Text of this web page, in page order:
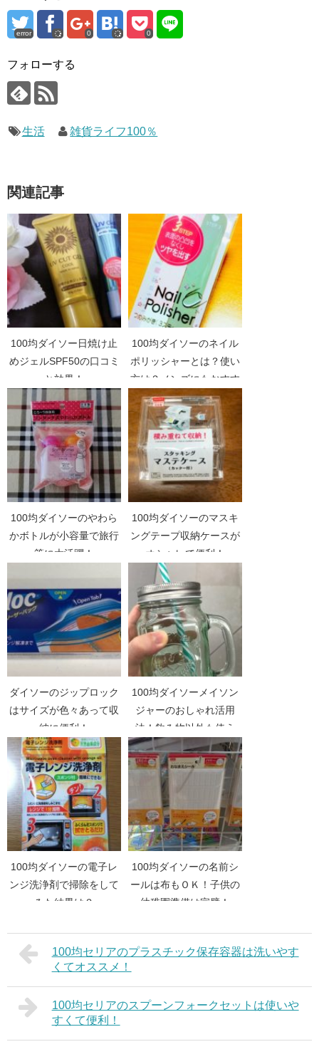
error 0 0
フォローする
生活 雑貨ライフ100％
関連記事
100均ダイソー日焼け止
めジェルSPF50の口コミ
と効果！
100均ダイソーのネイル
ポリッシャーとは？使い
方は？メンズにもおすす
め？
100均ダイソーのやわら
かボトルが小容量で旅行
等に大活躍！
100均ダイソーのマスキ
ングテープ収納ケースが
オシャレで便利！
ダイソーのジップロック
はサイズが色々あって収
納に便利！
100均ダイソーメイソン
ジャーのおしゃれ活用
法！飲み物以外も使え
る！
100均ダイソーの電子レ
ンジ洗浄剤で掃除をして
みた結果は？
100均ダイソーの名前シ
ールは布もＯＫ！子供の
幼稚園準備は完璧！
100均セリアのプラスチック保存容器は洗いやす
くてオススメ！
100均セリアのスプーンフォークセットは使いや
すくて便利！